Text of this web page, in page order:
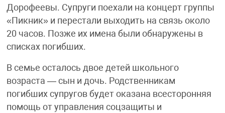
Дорофеевы. Супруги поехали на концерт группы
«Пикник» и перестали выходить на связь около
20 часов. Позже их имена были обнаружены в
списках погибших.
В семье осталось двое детей школьного
возраста — сын и дочь. Родственникам
погибших супругов будет оказана всесторонняя
помощь от управления соцзащиты и